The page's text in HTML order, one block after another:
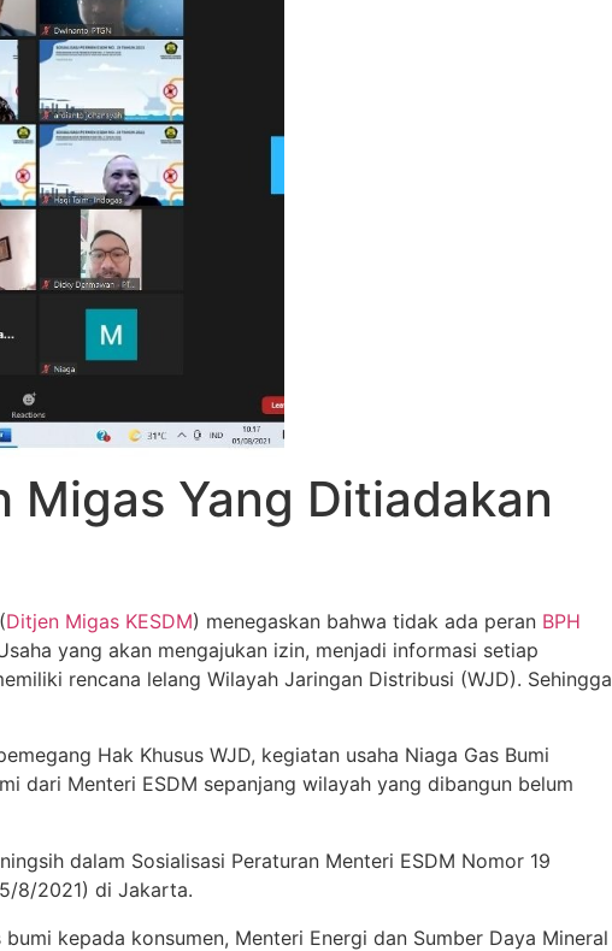
Migas Yang Ditiadakan
Ditjen Migas KESDM) menegaskan bahwa tidak ada peran BPH
yang akan mengajukan izin, menjadi informasi setiap
rencana lelang Wilayah Jaringan Distribusi (WJD). Sehingga
Hak Khusus WJD, kegiatan usaha Niaga Gas Bumi
dari Menteri ESDM sepanjang wilayah yang dibangun belum
dalam Sosialisasi Peraturan Menteri ESDM Nomor 19
8/2021) di Jakarta.
kepada konsumen, Menteri Energi dan Sumber Daya Mineral